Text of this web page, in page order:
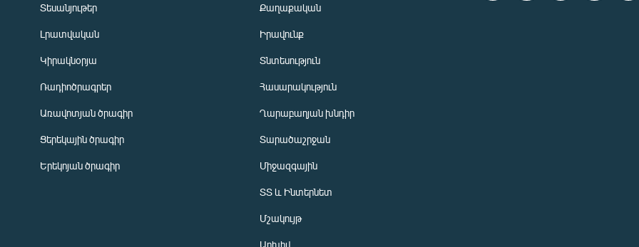
Տեսանյութեր
Լրատվական
Կիրակնօրյա
Ռադիոծրագրեր
Առավոտյան ծրագիր
Ցերեկային ծրագիր
Երեկոյան ծրագիր
Քաղաքական
Իրավունք
Տնտեսություն
Հասարակություն
Ղարաբաղյան խնդիր
Տարածաշրջան
Միջազգային
ՏՏ և Ինտերնետ
Մշակույթ
Արխիվ